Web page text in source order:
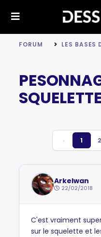
FORUM LES BASES
‹ 1 2
Arkelwan
22/02/2018
C'est vraiment
sur le squelette et